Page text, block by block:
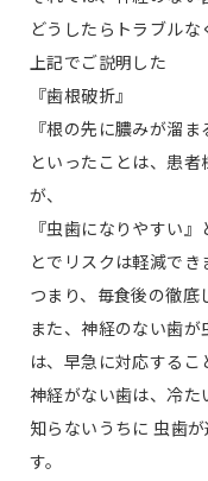
どうしたらトラブルな
上記でご説明した
『歯根破折』
『根の先に膿みが溜ま
といったことは、患
が、
『虫歯になりやすい
とでリスクは軽減でき
つまり、毎食後の徹底
また、神経のない歯
は、早急に対応するこ
神経がない歯は、冷た
知らないうちに 虫歯
す。